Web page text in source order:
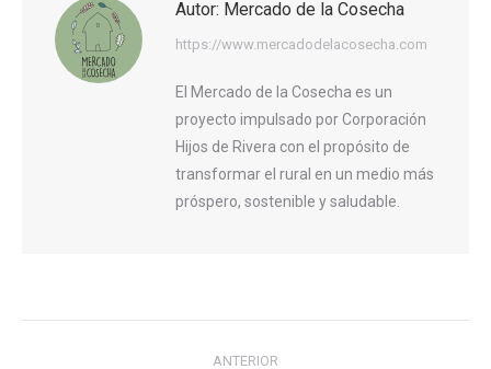
Autor: Mercado de la Cosecha
https://www.mercadodelacosecha.com
El Mercado de la Cosecha es un
proyecto impulsado por Corporación
Hijos de Rivera con el propósito de
transformar el rural en un medio más
próspero, sostenible y saludable.
ANTERIOR